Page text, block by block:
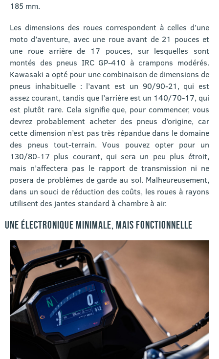
185 mm.
Les dimensions des roues correspondent à celles d’une
moto d’aventure, avec une roue avant de 21 pouces et
une roue arrière de 17 pouces, sur lesquelles sont
montés des pneus IRC GP-410 à crampons modérés.
Kawasaki a opté pour une combinaison de dimensions de
pneus inhabituelle : l’avant est un 90/90-21, qui est
assez courant, tandis que l’arrière est un 140/70-17, qui
est plutôt rare. Cela signifie que, pour commencer, vous
devrez probablement acheter des pneus d’origine, car
cette dimension n’est pas très répandue dans le domaine
des pneus tout-terrain. Vous pouvez opter pour un
130/80-17 plus courant, qui sera un peu plus étroit,
mais n’affectera pas le rapport de transmission ni ne
posera de problèmes de garde au sol. Malheureusement,
dans un souci de réduction des coûts, les roues à rayons
utilisent des jantes standard à chambre à air.
UNE ÉLECTRONIQUE MINIMALE, MAIS FONCTIONNELLE